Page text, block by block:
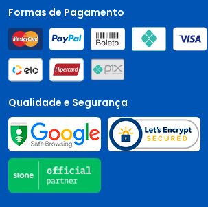
Formas de Pagamento
Qualidade e Segurança